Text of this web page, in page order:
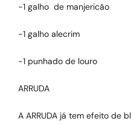
-1 galho de manjericão
-1 galho alecrim
-1 punhado de louro
ARRUDA
A ARRUDA já tem efeito de